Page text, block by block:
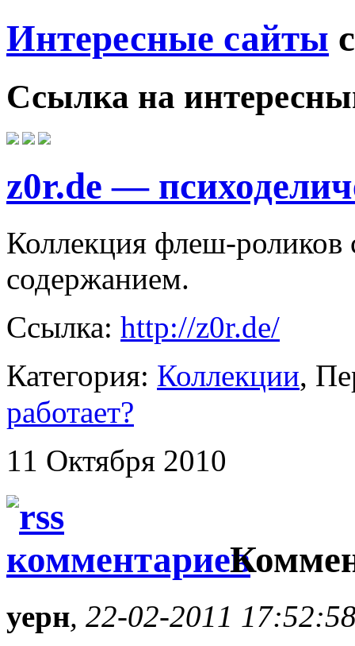
Интересные сайты
Ссылка на
z0r.de —
Коллекция флеш-роликов
содержанием.
Ссылка: http://z0r.de/
Категория: Коллекции ,
работает?
11 Октября 2010
уерн, 22-02-2011